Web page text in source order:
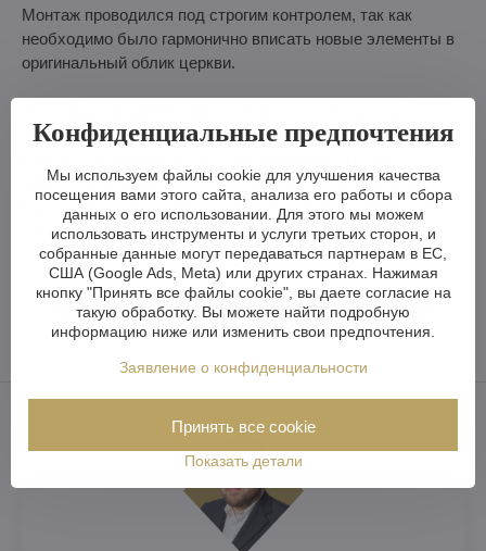
Монтаж проводился под строгим контролем, так как
необходимо было гармонично вписать новые элементы в
оригинальный облик церкви.
практичный источник энергии, но и символ надежды,
внести свой вклад в эту работу, сочетающую в себе
богатую историю православной церкви и современный
дизайн.
FacebookTwitterBlueskyPinterestRedditLinkedInWhatsApp
E-
mail
Конфиденциальные предпочтения
Мы используем файлы cookie для улучшения качества
посещения вами этого сайта, анализа его работы и сбора
данных о его использовании. Для этого мы можем
использовать инструменты и услуги третьих сторон, и
собранные данные могут передаваться партнерам в ЕС,
США (Google Ads, Meta) или других странах. Нажимая
кнопку "Принять все файлы cookie", вы даете согласие на
такую обработку. Вы можете найти подробную
информацию ниже или изменить свои предпочтения.
Заявление о конфиденциальности
Показать детали
Принять все cookie